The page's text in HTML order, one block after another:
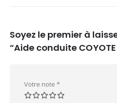
Soyez le premier à
“Aide conduite
Votre note *